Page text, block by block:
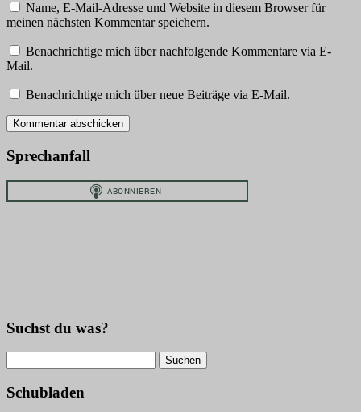
Name, E-Mail-Adresse und Website in diesem Browser für
meinen nächsten Kommentar speichern.
Benachrichtige mich über nachfolgende Kommentare via E-
Mail.
Benachrichtige mich über neue Beiträge via E-Mail.
Sprechanfall
Suchst du was?
nach:
Schubladen